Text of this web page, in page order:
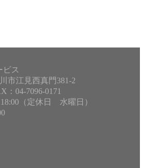
ビス
市江見西真門381-2
：04-7096-0171
（定休日 水曜日）
SERVICE